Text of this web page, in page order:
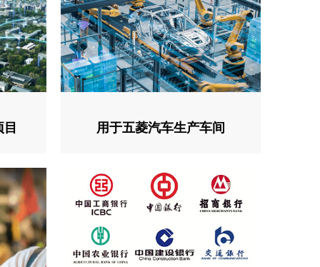
用于五菱汽车生产车间